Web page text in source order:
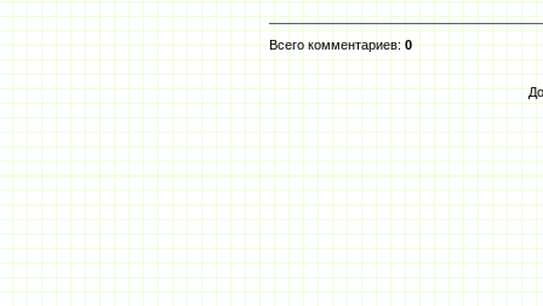
Всего комментариев:0